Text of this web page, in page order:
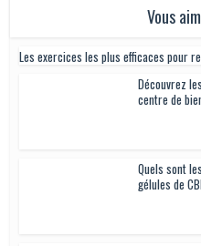
Vous
Les exercices les plus efficaces pour
Découvrez les avantages